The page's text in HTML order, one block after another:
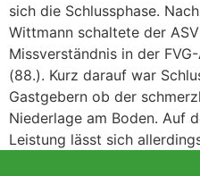
sich die Schlussphase.
Wittmann schaltete der
Missverständnis in der
(88.). Kurz darauf war
Gastgebern ob der
Niederlage am Boden. Auf
Leistung lässt sich